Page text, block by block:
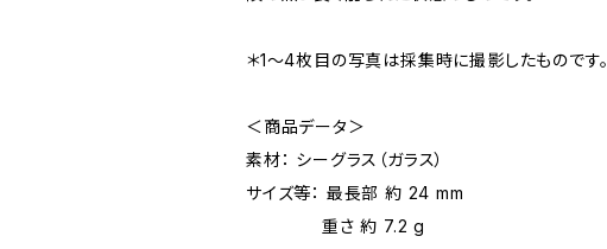
＊1～4枚目の写真は採集時に撮影したものです。
＜商品データ＞
素材： シーグラス（ガラス）
サイズ等： 最長部 約 24 mm
重さ 約 7.2 g